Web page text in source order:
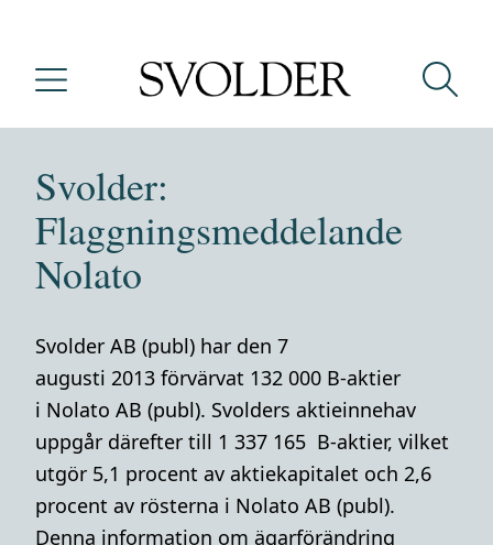
Svolder:
Flaggningsmeddelande
Nolato
Svolder AB (publ) har den 7
augusti 2013 förvärvat 132 000 B-aktier
i Nolato AB (publ). Svolders aktieinnehav
uppgår därefter till 1 337 165 B-aktier, vilket
utgör 5,1 procent av aktiekapitalet och 2,6
procent av rösterna i Nolato AB (publ).
Denna information om ägarförändring